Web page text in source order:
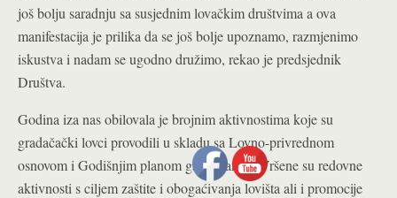
još bolju saradnju sa susjednim lovačkim društvima a ova
manifestacija je prilika da se još bolje upoznamo, razmjenimo
iskustva i nadam se ugodno družimo, rekao je predsjednik
Društva.
Godina iza nas obilovala je brojnim aktivnostima koje su
gradačački lovci provodili u skladu sa Lovno-privrednom
osnovom i Godišnjim planom gazdovanja. Vršene su redovne
aktivnosti s ciljem zaštite i obogaćivanja lovišta ali i promocije